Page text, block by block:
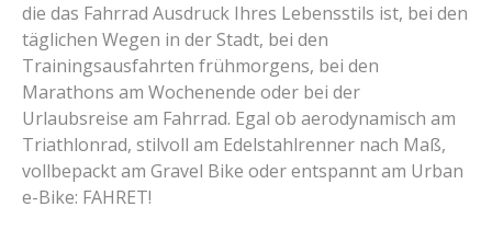
die das Fahrrad Ausdruck Ihres Lebensstils ist, bei den
täglichen Wegen in der Stadt, bei den
Trainingsausfahrten frühmorgens, bei den
Marathons am Wochenende oder bei der
Urlaubsreise am Fahrrad. Egal ob aerodynamisch am
Triathlonrad, stilvoll am Edelstahlrenner nach Maß,
vollbepackt am Gravel Bike oder entspannt am Urban
e-Bike: FAHRET!